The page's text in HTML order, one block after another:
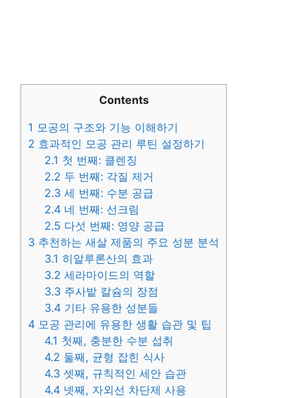
Contents
1 모공의 구조와 기능 이해하기
2 효과적인 모공 관리 루틴 설정하기
2.1 첫 번째: 클렌징
2.2 두 번째: 각질 제거
2.3 세 번째: 수분 공급
2.4 네 번째: 선크림
2.5 다섯 번째: 영양 공급
3 추천하는 새살 제품의 주요 성분 분석
3.1 히알루론산의 효과
3.2 세라마이드의 역할
3.3 주사밭 칼슘의 장점
3.4 기타 유용한 성분들
4 모공 관리에 유용한 생활 습관 및 팁
4.1 첫째, 충분한 수분 섭취
4.2 둘째, 균형 잡힌 식사
4.3 셋째, 규칙적인 세안 습관
4.4 넷째, 자외선 차단제 사용